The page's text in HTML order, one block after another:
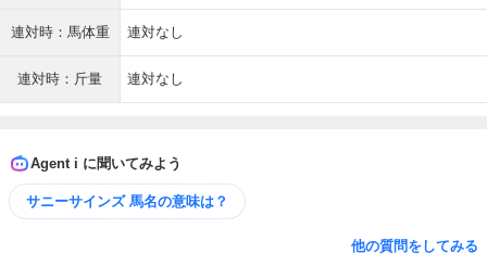
連対時：馬体重 連対なし
連対時：斤量 連対なし
Agent i に聞いてみよう
サニーサインズ 馬名の意味は？
他の質問をしてみる